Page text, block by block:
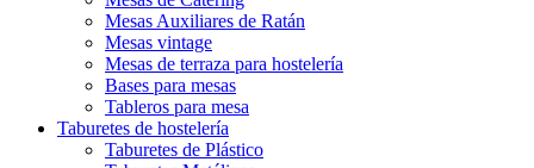
Mesas Auxiliares de Ratán
Mesas vintage
Mesas de terraza para hostelería
Bases para mesas
Tableros para mesa
Taburetes de hostelería
Taburetes de Plástico